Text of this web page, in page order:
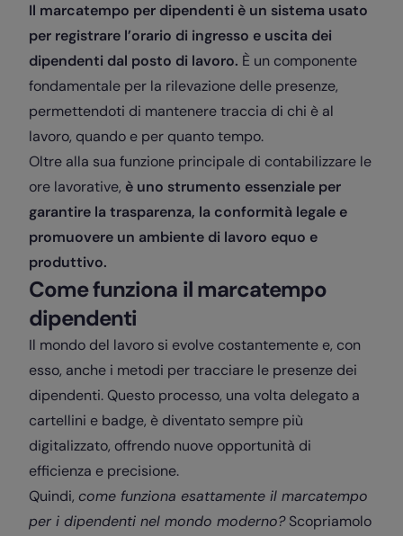
Il marcatempo per dipendenti è un sistema usato
per registrare l’orario di ingresso e uscita dei
dipendenti dal posto di lavoro. È un componente
fondamentale per la rilevazione delle presenze,
permettendoti di mantenere traccia di chi è al
lavoro, quando e per quanto tempo.
Oltre alla sua funzione principale di contabilizzare le
ore lavorative, è uno strumento essenziale per
garantire la trasparenza, la conformità legale e
promuovere un ambiente di lavoro equo e
produttivo.
Come funziona il marcatempo
dipendenti
Il mondo del lavoro si evolve costantemente e, con
esso, anche i metodi per tracciare le presenze dei
dipendenti. Questo processo, una volta delegato a
cartellini e badge, è diventato sempre più
digitalizzato, offrendo nuove opportunità di
efficienza e precisione.
Quindi, come funziona esattamente il marcatempo
per i dipendenti nel mondo moderno?Scopriamolo